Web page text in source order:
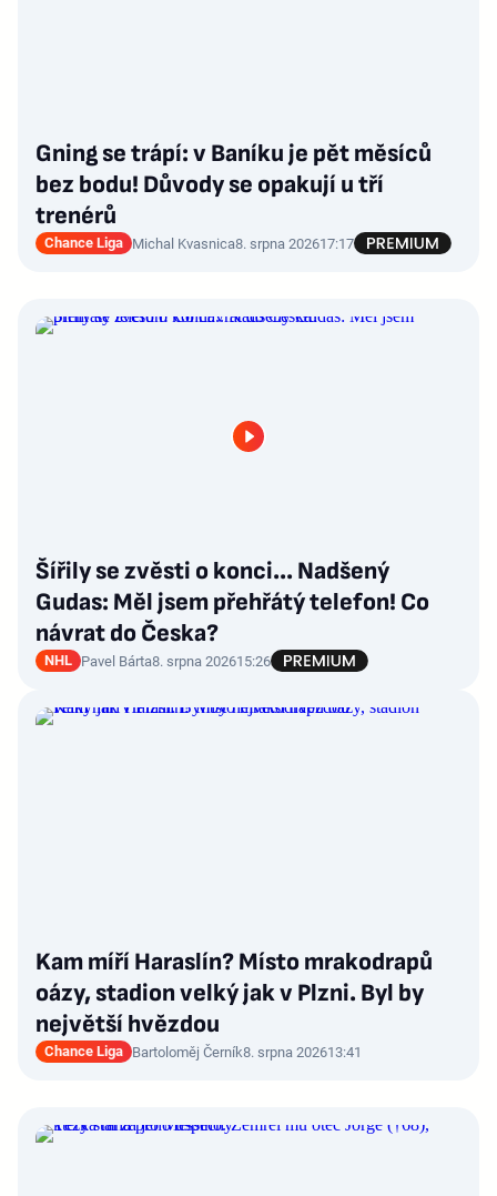
Gning se trápí: v Baníku je pět měsíců
bez bodu! Důvody se opakují u tří
trenérů
Chance Liga Michal Kvasnica8. srpna 202617:17
Šířily se zvěsti o konci... Nadšený
Gudas: Měl jsem přehřátý telefon! Co
návrat do Česka?
NHL Pavel Bárta8. srpna 202615:26
Kam míří Haraslín? Místo mrakodrapů
oázy, stadion velký jak v Plzni. Byl by
největší hvězdou
Chance Liga Bartoloměj Černík8. srpna 202613:41